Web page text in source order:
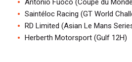
Antonio Fuoco (Coupe du
Saintéloc Racing (GT World
RD Limited (Asian Le Mans
Herberth Motorsport (Gulf 12H)